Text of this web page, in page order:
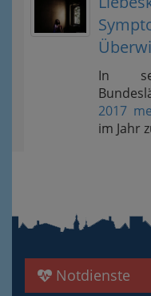
In
2017
im Jahr
Notdienste